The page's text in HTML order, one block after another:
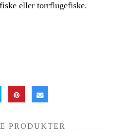
eller torrflugefiske.
PRODUKTER